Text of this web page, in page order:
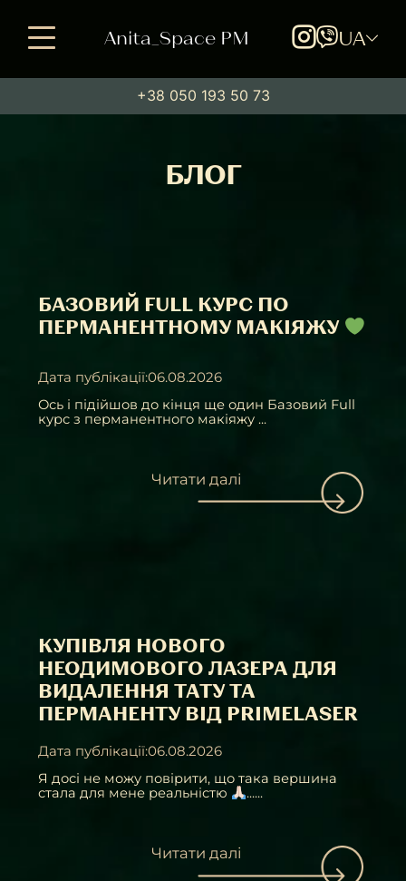
Anita_Space PM UA
+38 050 193 50 73
БЛОГ
БАЗОВИЙ FULL КУРС ПО
ПЕРМАНЕНТНОМУ МАКІЯЖУ
Дата публікації:06.08.2026
Ось і підійшов до кінця ще один Базовий Full
курс з перманентного макіяжу ...
Читати далі
КУПІВЛЯ НОВОГО
НЕОДИМОВОГО ЛАЗЕРА ДЛЯ
ВИДАЛЕННЯ ТАТУ ТА
ПЕРМАНЕНТУ ВІД PRIMELASER
Дата публікації:06.08.2026
Я досі не можу повірити, що така вершина
стала для мене реальністю
......
Читати далі